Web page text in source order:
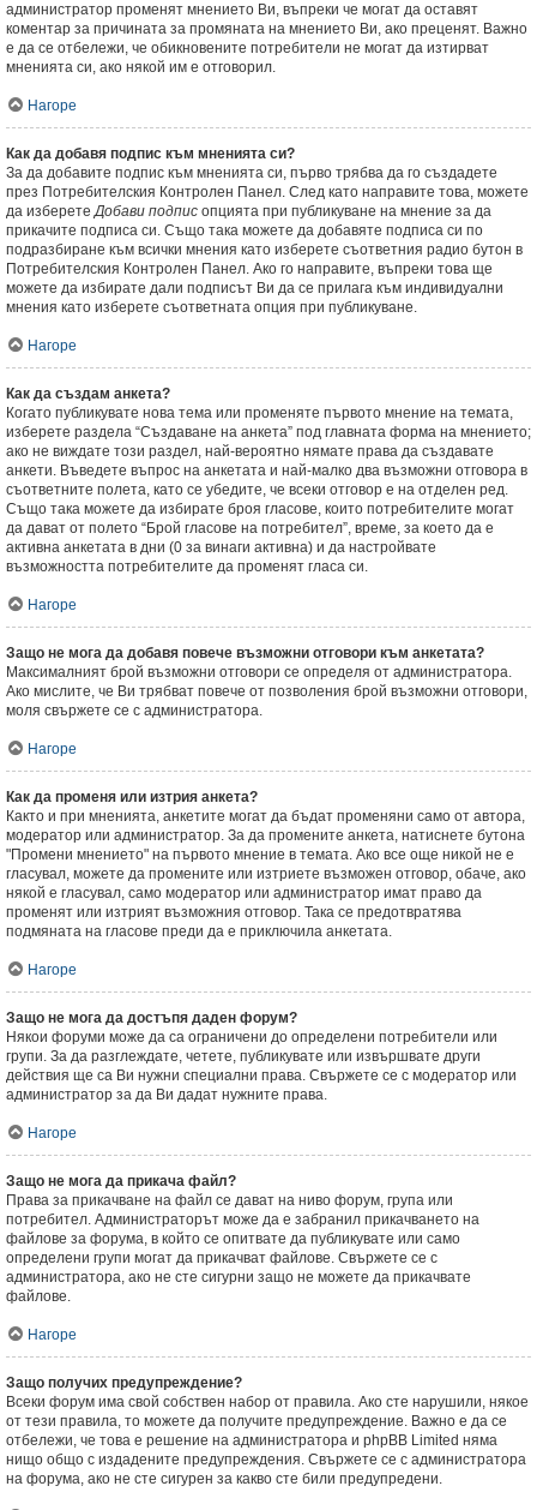
администратор променят мнението Ви, въпреки че могат да оставят
коментар за причината за промяната на мнението Ви, ако преценят. Важно
е да се отбележи, че обикновените потребители не могат да изтирват
мненията си, ако някой им е отговорил.
Нагоре
Как да добавя подпис към мненията си?
За да добавите подпис към мненията си, първо трябва да го създадете
през Потребителския Контролен Панел. След като направите това, можете
да изберетеДобави подпис опцията при публикуване на мнение за да
прикачите подписа си. Също така можете да добавяте подписа си по
подразбиране към всички мнения като изберете съответния радио бутон в
Потребителския Контролен Панел. Ако го направите, въпреки това ще
можете да избирате дали подписът Ви да се прилага към индивидуални
мнения като изберете съответната опция при публикуване.
Нагоре
Как да създам анкета?
Когато публикувате нова тема или променяте първото мнение на темата,
изберете раздела “Създаване на анкета” под главната форма на мнението;
ако не виждате този раздел, най-вероятно нямате права да създавате
анкети. Въведете въпрос на анкетата и най-малко два възможни отговора в
съответните полета, като се убедите, че всеки отговор е на отделен ред.
Също така можете да избирате броя гласове, които потребителите могат
да дават от полето “Брой гласове на потребител”, време, за което да е
активна анкетата в дни (0 за винаги активна) и да настройвате
възможността потребителите да променят гласа си.
Нагоре
Защо не мога да добавя повече възможни отговори към анкетата?
Максималният брой възможни отговори се определя от администратора.
Ако мислите, че Ви трябват повече от позволения брой възможни отговори,
моля свържете се с администратора.
Нагоре
Как да променя или изтрия анкета?
Както и при мненията, анкетите могат да бъдат променяни само от автора,
модератор или администратор. За да промените анкета, натиснете бутона
"Промени мнението" на първото мнение в темата. Ако все още никой не е
гласувал, можете да промените или изтриете възможен отговор, обаче, ако
някой е гласувал, само модератор или администратор имат право да
променят или изтрият възможния отговор. Така се предотвратява
подмяната на гласове преди да е приключила анкетата.
Нагоре
Защо не мога да достъпя даден форум?
Някои форуми може да са ограничени до определени потребители или
групи. За да разглеждате, четете, публикувате или извършвате други
действия ще са Ви нужни специални права. Свържете се с модератор или
администратор за да Ви дадат нужните права.
Нагоре
Защо не мога да прикача файл?
Права за прикачване на файл се дават на ниво форум, група или
потребител. Администраторът може да е забранил прикачването на
файлове за форума, в който се опитвате да публикувате или само
определени групи могат да прикачват файлове. Свържете се с
администратора, ако не сте сигурни защо не можете да прикачвате
файлове.
Нагоре
Защо получих предупреждение?
Всеки форум има свой собствен набор от правила. Ако сте нарушили, някое
от тези правила, то можете да получите предупреждение. Важно е да се
отбележи, че това е решение на администратора и phpBB Limited няма
нищо общо с издадените предупреждения. Свържете се с администратора
на форума, ако не сте сигурен за какво сте били предупредени.